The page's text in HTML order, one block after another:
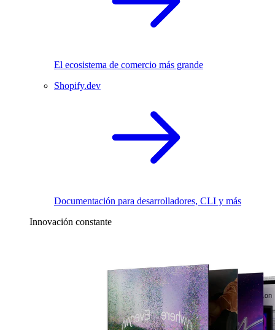
El ecosistema de comercio más grande
Shopify.dev
Documentación para desarrolladores, CLI y más
Innovación constante